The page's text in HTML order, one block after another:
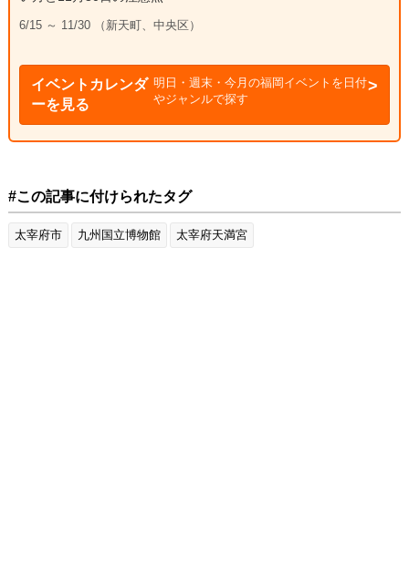
6/15 ～ 11/30 （新天町、中央区）
イベントカレンダ
ーを見る
明日・週末・今月の福岡イベントを日付
やジャンルで探す
#この記事に付けられたタグ
太宰府市 九州国立博物館 太宰府天満宮